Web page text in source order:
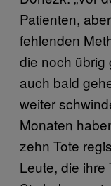
Patienten,
fehlenden
die noch übrig
auch bald
weiter
Monaten
zehn Tote
Leute, die